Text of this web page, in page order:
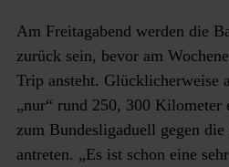
Am Freitagabend werden die
zurück sein, bevor am
Trip ansteht. Glücklicherweise
„nur“ rund 250, 300
zum Bundesligaduell gegen
antreten. „Es ist schon eine